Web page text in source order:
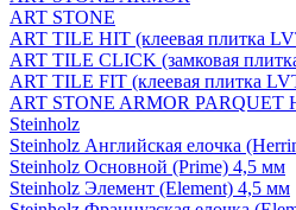
ART STONE
ART TILE HIT (клеевая плитка
ART TILE CLICK (замковая
ART TILE FIT (клеевая плитка
ART STONE ARMOR PARQUET
Steinholz
Steinholz Английская елочка
Steinholz Основной (Prime) 4,5 мм
Steinholz Элемент (Element) 4,5 мм